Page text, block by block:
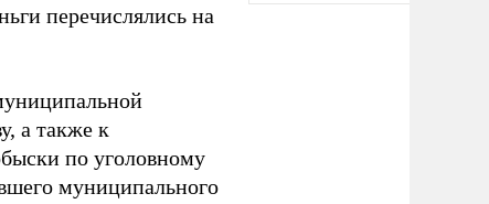
перечислялись на
а также к
по уголовному
муниципального